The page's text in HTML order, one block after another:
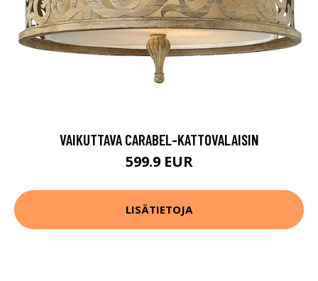
VAIKUTTAVA CARABEL-KATTOVALAISIN
599.9 EUR
LISÄTIETOJA